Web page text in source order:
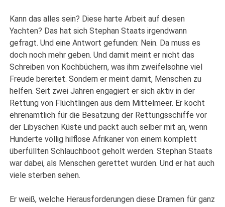
Kann das alles sein? Diese harte Arbeit auf diesen
Yachten? Das hat sich Stephan Staats irgendwann
gefragt. Und eine Antwort gefunden: Nein. Da muss es
doch noch mehr geben. Und damit meint er nicht das
Schreiben von Kochbüchern, was ihm zweifelsohne viel
Freude bereitet. Sondern er meint damit, Menschen zu
helfen. Seit zwei Jahren engagiert er sich aktiv in der
Rettung von Flüchtlingen aus dem Mittelmeer. Er kocht
ehrenamtlich für die Besatzung der Rettungsschiffe vor
der Libyschen Küste und packt auch selber mit an, wenn
Hunderte völlig hilflose Afrikaner von einem komplett
überfüllten Schlauchboot geholt werden. Stephan Staats
war dabei, als Menschen gerettet wurden. Und er hat auch
viele sterben sehen.
Er weiß, welche Herausforderungen diese Dramen für ganz